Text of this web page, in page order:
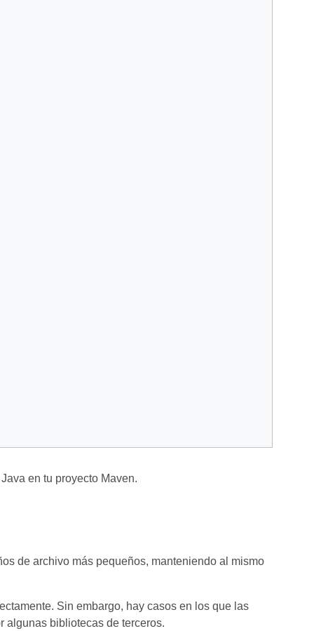
en tu proyecto Maven.
de archivo más pequeños, manteniendo al mismo
Sin embargo, hay casos en los que las
algunas bibliotecas de terceros.